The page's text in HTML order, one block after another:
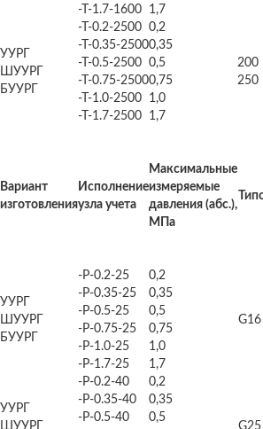
-Т-1.7-1600
1,7
УУРГ
ШУУРГ
БУУРГ
-Т-0.2-2500 0,2
200
250
-Т-0.35-25000,35
-Т-0.5-2500 0,5
-Т-0.75-25000,75
-Т-1.0-2500
1,0
-Т-1.7-2500
1,7
Вариант
изготовления
Исполнение
узла учета
Максимальные
измеряемые
давления (абс.),
МПа
УУРГ
ШУУРГ
БУУРГ
-Р-0.2-25 0,2
G16
-Р-0.35-25
0,35
-Р-0.5-25
0,5
-Р-0.75-25
0,75
-Р-1.0-25
1,0
-Р-1.7-25
1,7
УУРГ
-Р-0.2-40 0,2
-Р-0.35-40
0,35
-Р-0.5-40
0,5